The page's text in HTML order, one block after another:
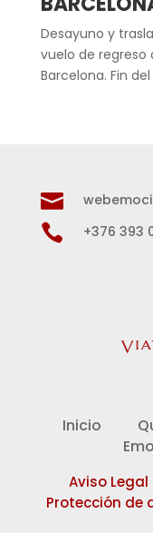
Desayuno y
vuelo de regreso
Barcelona. Fin

 +376 393
Inicio
Aviso Legal
Protección de